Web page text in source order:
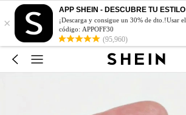
×
APP SHEIN - DESCUBRE TU ESTILO
¡Descarga y consigue un 30% de dto.!Usar el
código: APPOFF30
(95,960)